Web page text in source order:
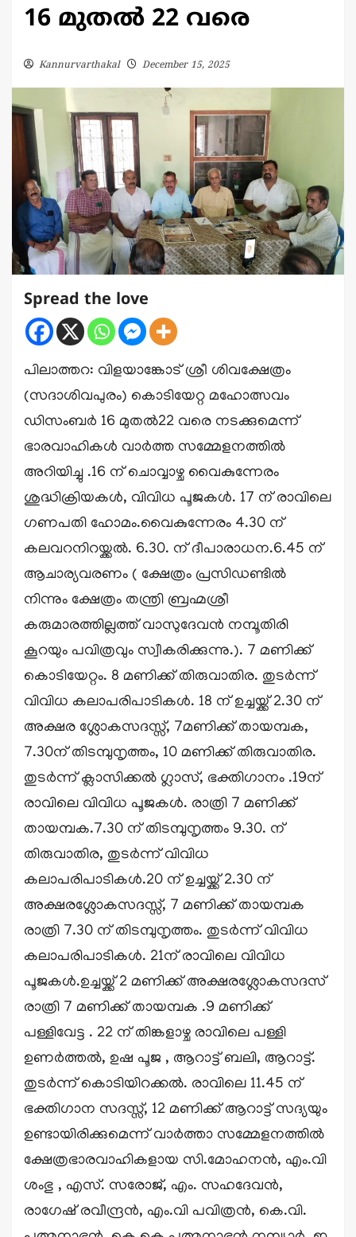
16 മുതൽ 22 വരെ
Kannurvarthakal December 15, 2025
Spread the love
പിലാത്തറ: വിളയാങ്കോട് ശ്രീ ശിവക്ഷേത്രം
(സദാശിവപുരം) കൊടിയേറ്റ മഹോത്സവം
ഡിസംബർ 16 മുതൽ22 വരെ നടക്കുമെന്ന്
ഭാരവാഹികൾ വാർത്ത സമ്മേളനത്തിൽ
അറിയിച്ചു .16 ന് ചൊവ്വാഴ്ച വൈകുന്നേരം
ശുദ്ധിക്രിയകൾ, വിവിധ പൂജകൾ. 17 ന് രാവിലെ
ഗണപതി ഹോമം.വൈകുന്നേരം 4.30 ന്
കലവറനിറയ്ക്കൽ. 6.30. ന് ദീപാരാധന.6.45 ന്
ആചാര്യവരണം ( ക്ഷേത്രം പ്രസിഡണ്ടിൽ
നിന്നും ക്ഷേത്രം തന്ത്രി ബ്രഹ്മശ്രീ
കരുമാരത്തില്ലത്ത് വാസുദേവൻ നമ്പൂതിരി
കൂറയും പവിത്രവും സ്വീകരിക്കുന്നു.). 7 മണിക്ക്
കൊടിയേറ്റം. 8 മണിക്ക് തിരുവാതിര. തുടർന്ന്
വിവിധ കലാപരിപാടികൾ. 18 ന് ഉച്ചയ്ക്ക് 2.30 ന്
അക്ഷര ശ്ലോകസദസ്സ്, 7മണിക്ക് തായമ്പക,
7.30ന് തിടമ്പുനൃത്തം, 10 മണിക്ക് തിരുവാതിര.
തുടർന്ന് ക്ലാസിക്കൽ ഗ്ലാസ്, ഭക്തിഗാനം .19ന്
രാവിലെ വിവിധ പൂജകൾ. രാത്രി 7 മണിക്ക്
തായമ്പക.7.30 ന് തിടമ്പുനൃത്തം 9.30. ന്
തിരുവാതിര, തുടർന്ന് വിവിധ
കലാപരിപാടികൾ.20 ന് ഉച്ചയ്ക്ക് 2.30 ന്
അക്ഷരശ്ലോകസദസ്സ്, 7 മണിക്ക് തായമ്പക
രാത്രി 7.30 ന് തിടമ്പുനൃത്തം. തുടർന്ന് വിവിധ
കലാപരിപാടികൾ. 21ന് രാവിലെ വിവിധ
പൂജകൾ.ഉച്ചയ്ക്ക് 2 മണിക്ക് അക്ഷരശ്ലോകസദസ്
രാത്രി 7 മണിക്ക് തായമ്പക .9 മണിക്ക്
പള്ളിവേട്ട . 22 ന് തിങ്കളാഴ്ച രാവിലെ പള്ളി
ഉണർത്തൽ, ഉഷ പൂജ , ആറാട്ട് ബലി, ആറാട്ട്.
തുടർന്ന് കൊടിയിറക്കൽ. രാവിലെ 11.45 ന്
ഭക്തിഗാന സദസ്സ്, 12 മണിക്ക് ആറാട്ട് സദ്യയും
ഉണ്ടായിരിക്കുമെന്ന് വാർത്താ സമ്മേളനത്തിൽ
ക്ഷേത്രഭാരവാഹികളായ സി.മോഹനൻ, എം.വി
ശംഭു , എസ്. സരോജ്, എം. സഹദേവൻ,
രാഗേഷ് രവീന്ദ്രൻ, എം.വി പവിത്രൻ, കെ.വി.